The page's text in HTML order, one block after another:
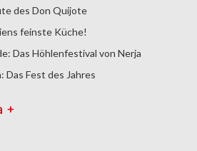
des Don Quijote
feinste Küche!
Das Höhlenfestival von Nerja
Das Fest des Jahres
+